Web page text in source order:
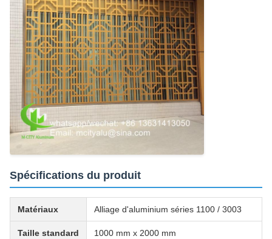
Spécifications du produit
Matériaux Alliage d'aluminium séries 1100 / 3003
Taille standard 1000 mm x 2000 mm